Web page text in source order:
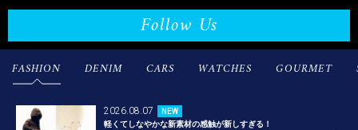
Follow Us
FASHION DENIM CARS WATCHES GOURMET
2026.08.07
NEW
軽くてしなやかな新素材の感触が新しすぎる！